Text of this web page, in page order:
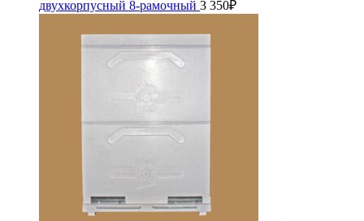
двухкорпусный 8-рамочный 3 350₽